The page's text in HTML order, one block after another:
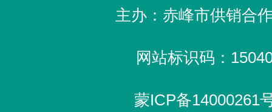
主办：赤峰市供销合
网站标识码：
蒙ICP备14000261